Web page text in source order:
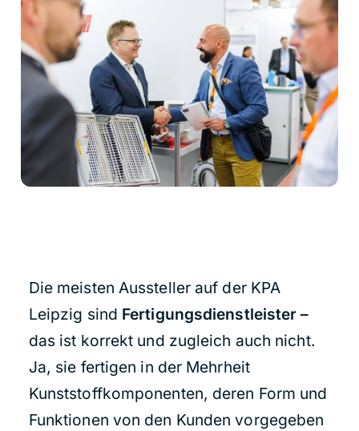
Die meisten Aussteller auf der KPA
Leipzig sind Fertigungsdienstleister –
das ist korrekt und zugleich auch nicht.
Ja, sie fertigen in der Mehrheit
Kunststoffkomponenten, deren Form und
Funktionen von den Kunden vorgegeben